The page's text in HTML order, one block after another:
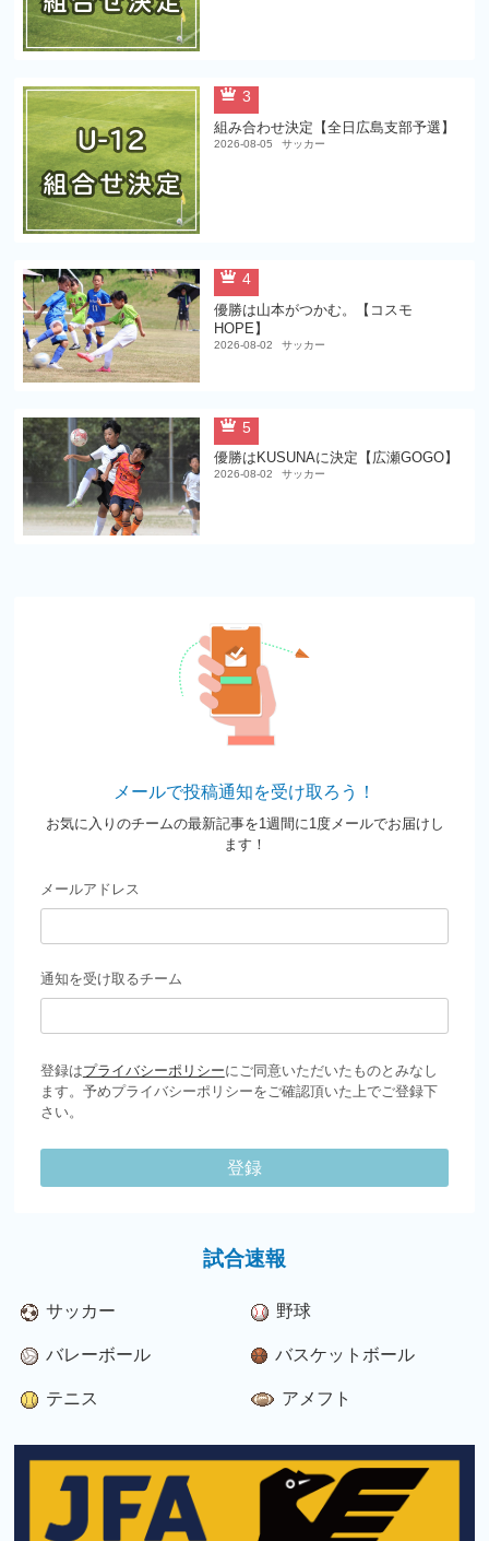
3
組み合わせ決定【全日広島支部予選】
2026-08-05 サッカー
4
優勝は山本がつかむ。【コスモ
HOPE】
2026-08-02 サッカー
5
優勝はKUSUNAに決定【広瀬GOGO】
2026-08-02 サッカー
メールで投稿通知を受け取ろう！
お気に入りのチームの最新記事を1週間に1度メールでお届けし
ます！
メールアドレス
通知を受け取るチーム
登録はプライバシーポリシーにご同意いただいたものとみなし
ます。予めプライバシーポリシーをご確認頂いた上でご登録下
さい。
登録
試合速報
サッカー 野球
バレーボール バスケットボール
テニス アメフト